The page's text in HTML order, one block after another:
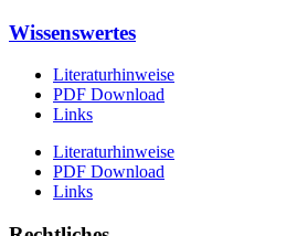
Wissenswertes
Literaturhinweise
PDF Download
Links
Literaturhinweise
PDF Download
Links